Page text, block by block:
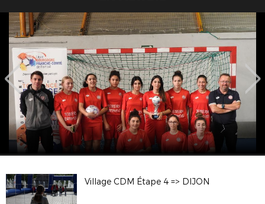
Village CDM Étape 4 => DIJON